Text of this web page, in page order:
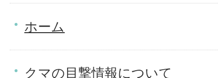
ホーム
クマの目撃情報について